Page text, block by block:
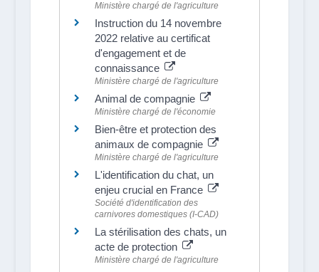
Ministère chargé de l'agriculture
Instruction du 14 novembre
2022 relative au certificat
d'engagement et de
connaissance
Ministère chargé de l'agriculture
Animal de compagnie
Ministère chargé de l'économie
Bien-être et protection des
animaux de compagnie
Ministère chargé de l'agriculture
L'identification du chat, un
enjeu crucial en France
Société d'identification des
carnivores domestiques (I-CAD)
La stérilisation des chats, un
acte de protection
Ministère chargé de l'agriculture